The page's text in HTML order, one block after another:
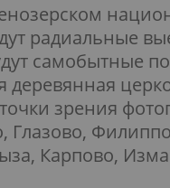
радиальные
самобытные
деревянная
зрения
Карпово,